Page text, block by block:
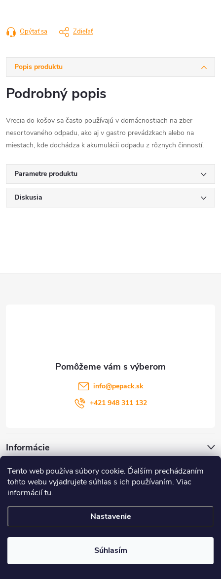
Tento web používa súbory cookie. Ďalším prechádzaním
tohto webu vyjadrujete súhlas s ich používaním. Viac
informáciítu.
Nastavenie
Súhlasím
Opýtať sa Zdieľať
Popis produktu
Podrobný popis
Vrecia do košov sa často používajú v domácnostiach na zber
nesortovaného odpadu, ako aj v gastro prevádzkach alebo na
miestach, kde dochádza k akumulácii odpadu z rôznych činností.
Parametre produktu
Diskusia
e
Informácie
Zákaznícky servis
info@pepack.sk
+421 948 311 132
Copyright 2026PePack. Všetky práva vyhradené.